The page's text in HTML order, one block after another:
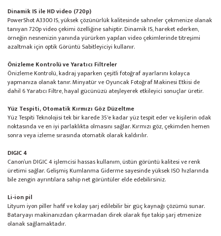
Dinamik IS ile HD video (720p)
PowerShot A3300 IS, yüksek çözünürlük kalitesinde sahneler çekmenize olanak
tanıyan 720p video çekimi özelliğine sahiptir. Dinamik IS, hareket ederken,
örneğin nesnenizin yanında yürürken yapılan video çekimlerinde titreşimi
azaltmak için optik Görüntü Sabitleyiciyi kullanır.
Önizleme Kontrolü ve Yaratıcı Filtreler
Önizleme Kontrolü, kadraj yaparken çeşitli fotoğraf ayarlarını kolayca
yapmanıza olanak tanır. Minyatür ve Oyuncak Fotoğraf Makinesi Etkisi de
dahil 6 Yaratıcı Filtre, hayal gücünüzü ateşleyerek etkileyici sonuçlar üretir.
Yüz Tespiti, Otomatik Kırmızı Göz Düzeltme
Yüz Tespiti Teknolojisi tek bir karede 35'e kadar yüz tespit eder ve kişilerin odak
noktasında ve en iyi parlaklıkta olmasını sağlar. Kırmızı göz, çekimden hemen
sonra veya izleme sırasında otomatik olarak kaldırılır.
DIGIC 4
Canon’un DIGIC 4 işlemcisi hassas kullanım, üstün görüntü kalitesi ve renk
üretimi sağlar. Gelişmiş Kumlanma Giderme sayesinde yüksek ISO hızlarında
bile zengin ayrıntılara sahip net görüntüler elde edebilirsiniz.
Li-ion pil
Lityum iyon piller hafif ve kolay şarj edilebilir bir güç kaynağı çözümü sunar.
Bataryayı makinanızdan çıkarmadan direk olarak fişe takip şarj etmenize
olanak sağlamaktadır.